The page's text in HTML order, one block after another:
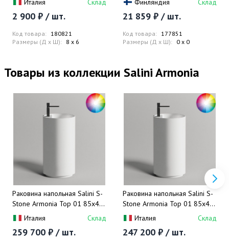
Италия Склад
2 900 ₽ / шт.
Код товара: 180821
Размеры (Д x Ш): 8 x 6
матовое), скрытая часть в
комплекте
Финляндия Склад
21 859 ₽ / шт.
Код товара: 177851
Размеры (Д x Ш): 0 x 0
Товары из коллекции Salini Armonia
Раковина напольная Salini S-
Stone Armonia Top 01 85x45
130124MF (покраска
сифон
Италия Склад
259 700 ₽ / шт.
Раковина напольная Salini S-
Stone Armonia Top 01 85x45
130125MF (покраска
полностью), с отверстием под
смеситель
Италия Склад
247 200 ₽ / шт.